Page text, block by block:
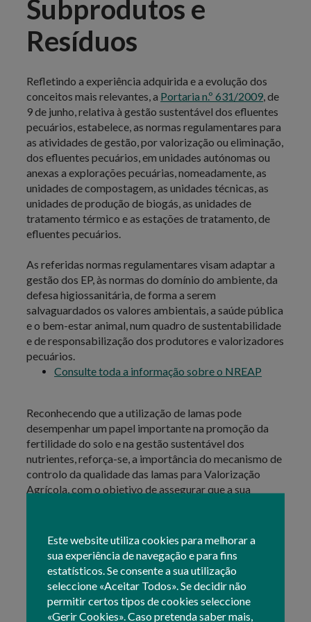
Este website utiliza cookies para melhorar a
sua experiência de navegação e para fins
estatísticos. Se consente a sua utilização
seleccione «Aceitar Todos». Se decidir não
permitir certos tipos de cookies seleccione
«Gerir Cookies». Caso pretenda saber mais,
Subprodutos e
Resíduos
Refletindo a experiência adquirida e a evolução dos
conceitos mais relevantes, a Portaria n.º 631/2009, de
9 de junho, relativa à gestão sustentável dos efluentes
pecuários, estabelece, as normas regulamentares para
as atividades de gestão, por valorização ou eliminação,
dos efluentes pecuários, em unidades autónomas ou
anexas a explorações pecuárias, nomeadamente, as
unidades de compostagem, as unidades técnicas, as
unidades de produção de biogás, as unidades de
tratamento térmico e as estações de tratamento, de
efluentes pecuários.
As referidas normas regulamentares visam adaptar a
gestão dos EP, às normas do domínio do ambiente, da
defesa higiossanitária, de forma a serem
salvaguardados os valores ambientais, a saúde pública
e o bem-estar animal, num quadro de sustentabilidade
e de responsabilização dos produtores e valorizadores
pecuários.
Consulte toda a informação sobre o NREAP
Reconhecendo que a utilização de lamas pode
desempenhar um papel importante na promoção da
fertilidade do solo e na gestão sustentável dos
nutrientes, reforça-se, a importância do mecanismo de
controlo da qualidade das lamas para Valorização
Agrícola, com o objetivo de assegurar que a sua
agrícola. É ainda objetivo não colocar em risco a saúde
pública e o ambiente, proporcionando benefícios à
sociedade em alinhamento com os princípios da
economia circular e de uma agricultura responsável.
A valorização de resíduos no solo agrícola